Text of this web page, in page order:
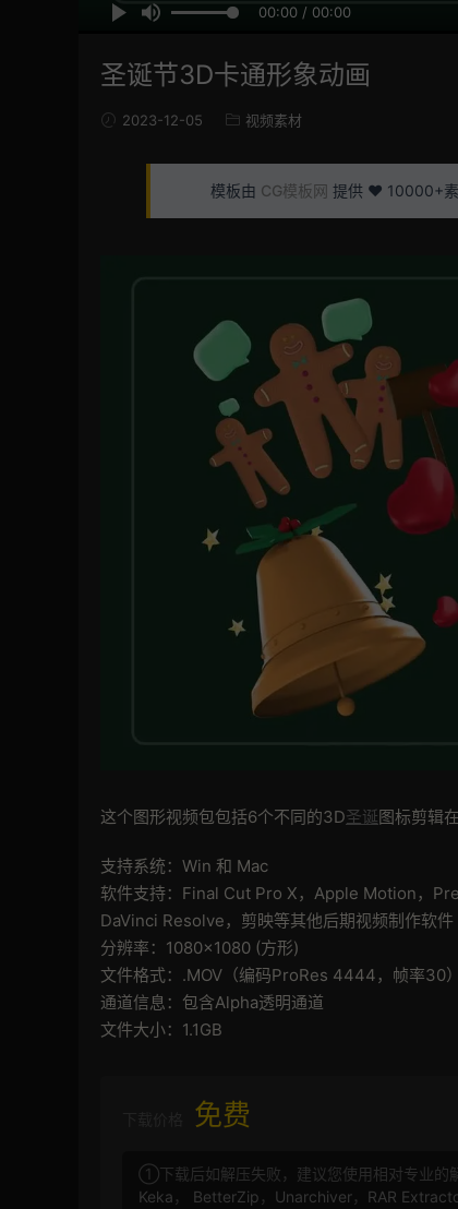
00:00 / 00:00
圣诞节3D卡通形象动画
2023-12-05 视频素材
模板由 CG模板网 提供 ❤️ 10000+素
这个图形视频包包括6个不同的3D圣诞图标剪辑
支持系统：Win 和 Mac
软件支持：Final Cut Pro X，Apple Motion，
DaVinci Resolve，剪映等其他后期视频制作软件
分辨率：1080×1080 (方形)
文件格式：.MOV（编码ProRes 4444，帧率30）
通道信息：包含Alpha透明通道
文件大小：1.1GB
免费
①下载后如解压失败，建议您使用相对专业的
Keka ， BetterZip ， Unarchiver， RAR